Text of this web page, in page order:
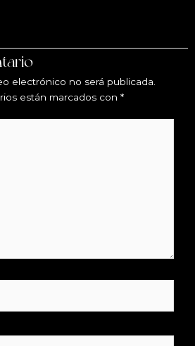
electrónico no será publicada.
están marcados con *